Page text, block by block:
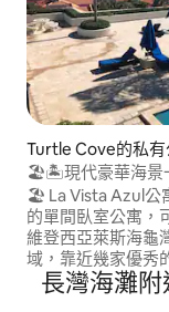
Turtle Cove的私有
🏖🏝現代豪華海
🏖 La Vista Azul公
的單間臥室公寓，可欣賞
維登西亞萊斯海龜
域，靠近幾家優秀
吧、賭場和碼頭
10分鐘即可抵達
長灣海灘